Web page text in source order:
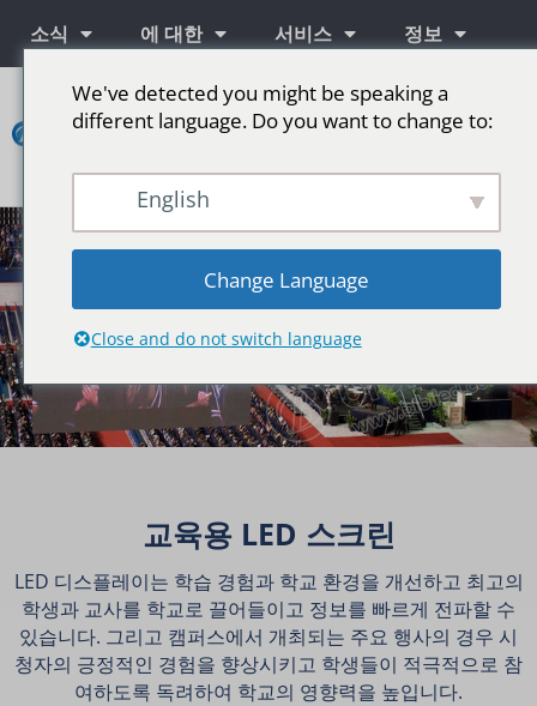
소식 에 대한 서비스 정보
연
락
교육용 LED 스크린
LED 디스플레이는 학습 경험과 학교 환경을 개선하고 최고의
학생과 교사를 학교로 끌어들이고 정보를 빠르게 전파할 수
있습니다. 그리고 캠퍼스에서 개최되는 주요 행사의 경우 시
청자의 긍정적인 경험을 향상시키고 학생들이 적극적으로 참
여하도록 독려하여 학교의 영향력을 높입니다.
We've detected you might be speaking a
different language. Do you want to change to:
English
Change Language
Close and do not switch language